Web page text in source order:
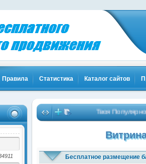
Правила Статистика Каталог сайтов
Твоя Популярность и
Бесплатное размещение